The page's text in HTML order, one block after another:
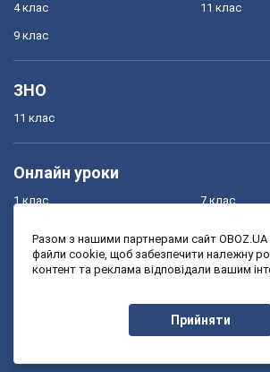
4 клас
9 клас
11 клас
ЗНО
11 клас
Онлайн уроки
1 клас
3 клас
7 клас
9 клас
Разом з нашими партнерами сайт
файли cookie, щоб забезпечити належну
контент та реклама відповідали вашим
Прийняти